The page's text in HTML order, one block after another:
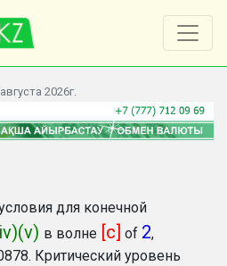
2026г.
для конечной
в волне [c] of 2,
Критический уровень